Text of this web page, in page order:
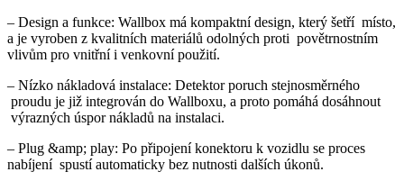
– Design a funkce: Wallbox má kompaktní design, který šetří místo,
a je vyroben z kvalitních materiálů odolných proti povětrnostním
vlivům pro vnitřní i venkovní použití.
– Nízko nákladová instalace: Detektor poruch stejnosměrného
proudu je již integrován do Wallboxu, a proto pomáhá dosáhnout
výrazných úspor nákladů na instalaci.
– Plug &amp; play: Po připojení konektoru k vozidlu se proces
nabíjení spustí automaticky bez nutnosti dalších úkonů.